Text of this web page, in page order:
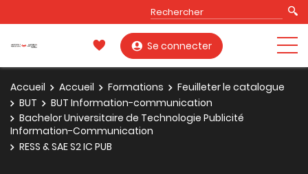
Se connecter
Accueil Accueil Formations
Feuilleter le catalogue
BUT
BUT Information-communication
Bachelor Universitaire de Technologie Publicité
Information-Communication
RESS & SAE S2 IC PUB